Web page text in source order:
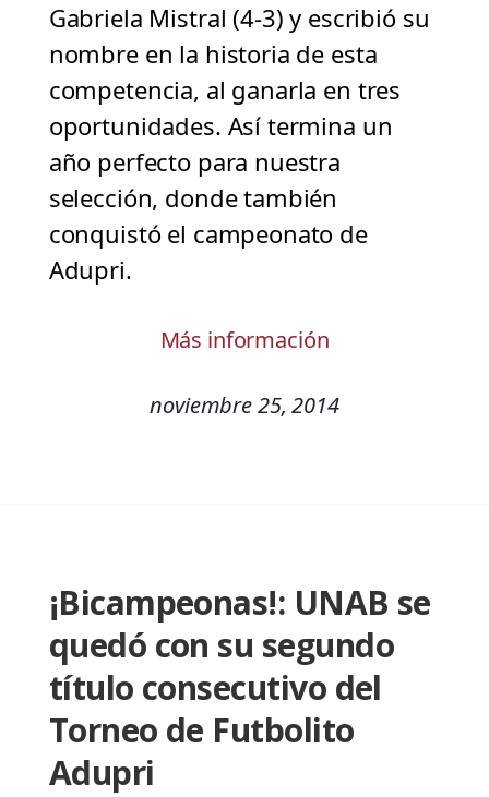
Gabriela Mistral (4-3) y escribió su
nombre en la historia de esta
competencia, al ganarla en tres
oportunidades. Así termina un
año perfecto para nuestra
selección, donde también
conquistó el campeonato de
Adupri.
Más información
noviembre 25, 2014
¡Bicampeonas!: UNAB se
quedó con su segundo
título consecutivo del
Torneo de Futbolito
Adupri